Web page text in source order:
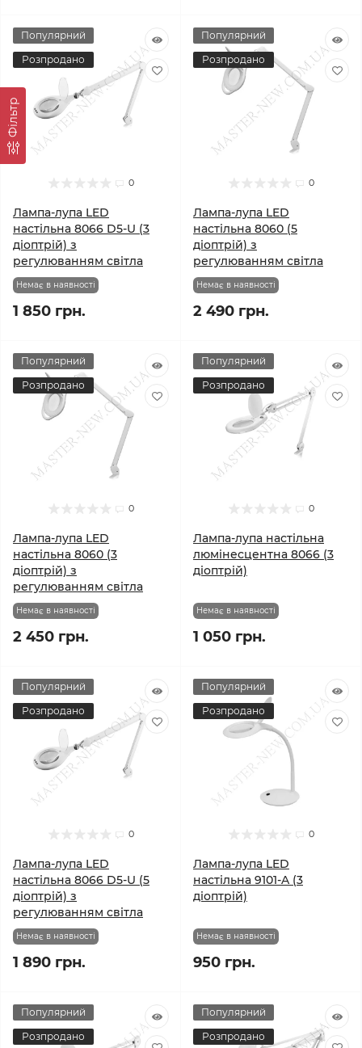
Фільтр
Популярний
Розпродано
0
Лампа-лупа LED
настільна 8066 D5-U (3
діоптрій) з
регулюванням світла
Немає в наявності
1 850 грн.
Популярний
Розпродано
0
Лампа-лупа LED
настільна 8060 (5
діоптрій) з
регулюванням світла
Немає в наявності
2 490 грн.
Популярний
Розпродано
0
Лампа-лупа LED
настільна 8060 (3
діоптрій) з
регулюванням світла
Немає в наявності
2 450 грн.
Популярний
Розпродано
0
Лампа-лупа настільна
люмінесцентна 8066 (3
діоптрій)
Немає в наявності
1 050 грн.
Популярний
Розпродано
0
Лампа-лупа LED
настільна 8066 D5-U (5
діоптрій) з
регулюванням світла
Немає в наявності
1 890 грн.
Популярний
Розпродано
0
Лампа-лупа LED
настільна 9101-A (3
діоптрій)
Немає в наявності
950 грн.
Популярний
Розпродано
Популярний
Розпродано